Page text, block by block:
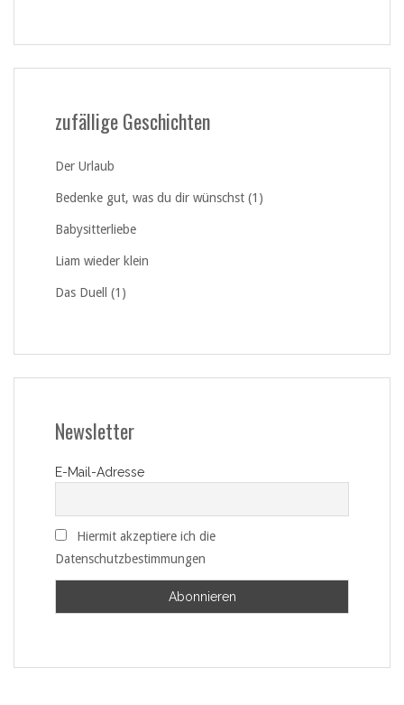
zufällige Geschichten
Der Urlaub
Bedenke gut, was du dir wünschst (1)
Babysitterliebe
Liam wieder klein
Das Duell (1)
Newsletter
E-Mail-Adresse
Hiermit akzeptiere ich die
Datenschutzbestimmungen